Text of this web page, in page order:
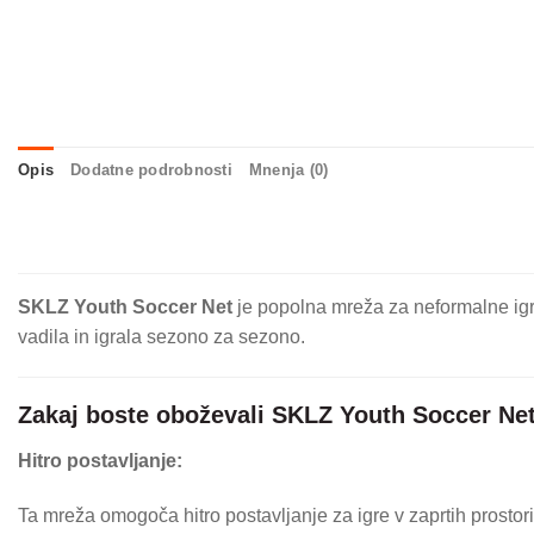
Opis Dodatne podrobnosti Mnenja (0)
SKLZ Youth Soccer Net je popolna mreža za neformalne
vadila in igrala sezono za sezono.
Zakaj boste oboževali SKLZ Youth Soccer
Hitro postavljanje:
Ta mreža omogoča hitro postavljanje za igre v zaprtih